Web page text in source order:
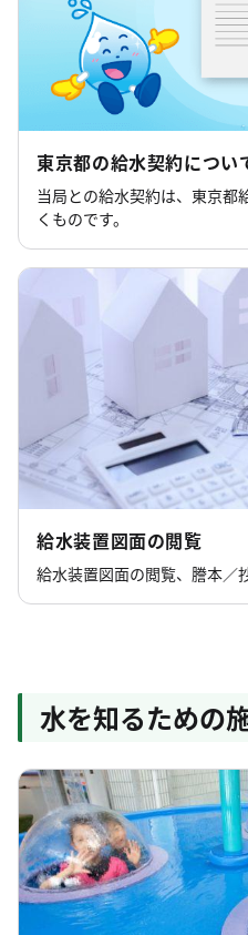
東京都の給水契約につい
当局との給水契約は、東京都
くものです。
給水装置図面の閲覧
給水装置図面の閲覧、謄本／
水を知るための